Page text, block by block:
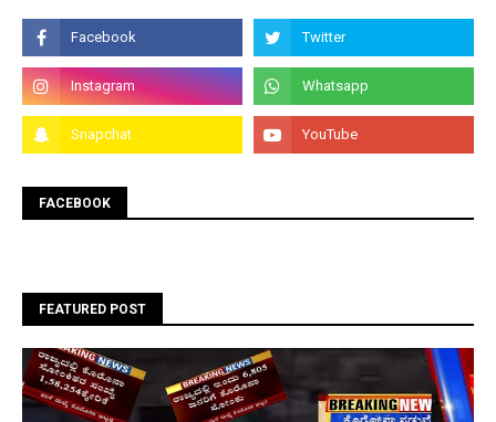
FACEBOOK
FEATURED POST